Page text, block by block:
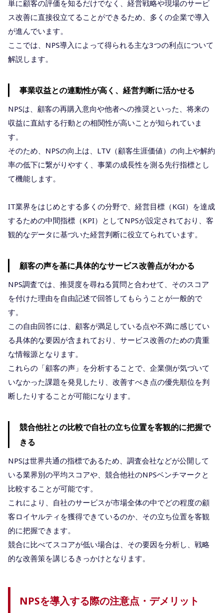
単に顧客の評価を知るだけでなく、経営戦略や現場のサービ
ス改善に直接役立てることができるため、多くの企業で導入
が進んでいます。
ここでは、NPS導入によって得られる主な3つの利点について
解説します。
事業収益との連動性が高く、経営判断に活かせる
NPSは、顧客の再購入意向や他者への推奨といった、将来の
収益に直結する行動との相関性が高いことが知られていま
す。
そのため、NPSの向上は、LTV（顧客生涯価値）の向上や解約
率の低下に繋がりやすく、事業の成長性を測る先行指標とし
て機能します。
IT業界をはじめとする多くの分野で、経営目標（KGI）を達成
するための中間指標（KPI）としてNPSが設定されており、客
観的なデータに基づいた経営判断に役立てられています。
顧客の声を基に具体的なサービス改善点がわかる
NPS調査では、推奨度を尋ねる質問と合わせて、そのスコア
を付けた理由を自由記述で回答してもらうことが一般的で
す。
この自由回答には、顧客が満足している点や不満に感じてい
る具体的な要因が含まれており、サービス改善のための貴重
な情報源となります。
これらの「顧客の声」を分析することで、企業側が気づいて
いなかった課題を発見したり、改善すべき点の優先順位を判
断したりすることが可能になります。
競合他社との比較で自社の立ち位置を客観的に把握で
きる
NPSは世界共通の指標であるため、調査会社などが公開して
いる業界別の平均スコアや、競合他社のNPSベンチマークと
比較することが可能です。
これにより、自社のサービスが市場全体の中でどの程度の顧
客ロイヤルティを獲得できているのか、その立ち位置を客観
的に把握できます。
競合に比べてスコアが低い場合は、その要因を分析し、戦略
的な改善策を講じるきっかけとなります。
NPSを導入する際の注意点・デメリット